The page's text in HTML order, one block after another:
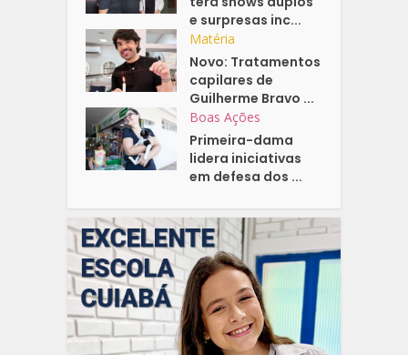
e surpresas inc...
Matéria
Novo: Tratamentos
capilares de
Guilherme Bravo ...
Boas Ações
Primeira-dama
lidera iniciativas
em defesa dos ...